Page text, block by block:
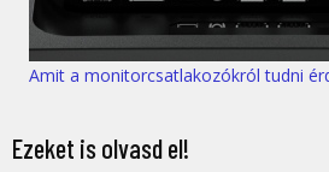
Amit a monitorcsatlakozókról tudni
Ezeket is olvasd el!